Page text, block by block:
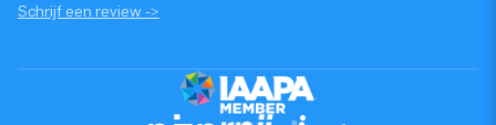
Schrijf een review ->